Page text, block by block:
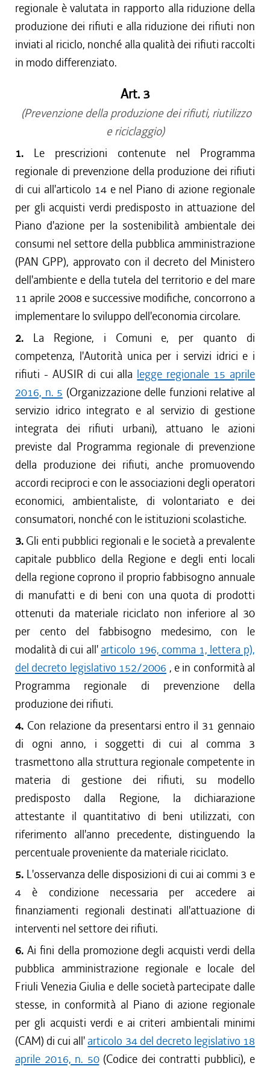
regionale è valutata in rapporto alla riduzione della
produzione dei rifiuti e alla riduzione dei rifiuti non
inviati al riciclo, nonché alla qualità dei rifiuti raccolti
in modo differenziato.
Art. 3
(Prevenzione della produzione dei rifiuti, riutilizzo
e riciclaggio)
1. Le prescrizioni contenute nel Programma
regionale di prevenzione della produzione dei rifiuti
di cui all'articolo 14 e nel Piano di azione regionale
per gli acquisti verdi predisposto in attuazione del
Piano d'azione per la sostenibilità ambientale dei
consumi nel settore della pubblica amministrazione
(PAN GPP), approvato con il decreto del Ministero
dell'ambiente e della tutela del territorio e del mare
11 aprile 2008 e successive modifiche, concorrono a
implementare lo sviluppo dell'economia circolare.
2. La Regione, i Comuni e, per quanto di
competenza, l'Autorità unica per i servizi idrici e i
rifiuti - AUSIR di cui alla legge regionale 15 aprile
2016, n. 5 (Organizzazione delle funzioni relative al
servizio idrico integrato e al servizio di gestione
integrata dei rifiuti urbani), attuano le azioni
previste dal Programma regionale di prevenzione
della produzione dei rifiuti, anche promuovendo
accordi reciproci e con le associazioni degli operatori
economici, ambientaliste, di volontariato e dei
consumatori, nonché con le istituzioni scolastiche.
3. Gli enti pubblici regionali e le società a prevalente
capitale pubblico della Regione e degli enti locali
della regione coprono il proprio fabbisogno annuale
di manufatti e di beni con una quota di prodotti
ottenuti da materiale riciclato non inferiore al 30
per cento del fabbisogno medesimo, con le
modalità di cui all' articolo 196, comma 1, lettera p),
del decreto legislativo 152/2006 , e in conformità al
Programma regionale di prevenzione della
produzione dei rifiuti.
4. Con relazione da presentarsi entro il 31 gennaio
di ogni anno, i soggetti di cui al comma 3
trasmettono alla struttura regionale competente in
materia di gestione dei rifiuti, su modello
predisposto dalla Regione, la dichiarazione
attestante il quantitativo di beni utilizzati, con
riferimento all'anno precedente, distinguendo la
percentuale proveniente da materiale riciclato.
5. L'osservanza delle disposizioni di cui ai commi 3 e
4 è condizione necessaria per accedere ai
finanziamenti regionali destinati all'attuazione di
interventi nel settore dei rifiuti.
6. Ai fini della promozione degli acquisti verdi della
pubblica amministrazione regionale e locale del
Friuli Venezia Giulia e delle società partecipate dalle
stesse, in conformità al Piano di azione regionale
per gli acquisti verdi e ai criteri ambientali minimi
(CAM) di cui all' articolo 34 del decreto legislativo 18
aprile 2016, n. 50(Codice dei contratti pubblici), e